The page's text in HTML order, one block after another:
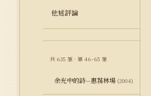
他述評論
共 635 筆 · 第 46–65 筆
余光中的詩--惠蓀林場 (2004)